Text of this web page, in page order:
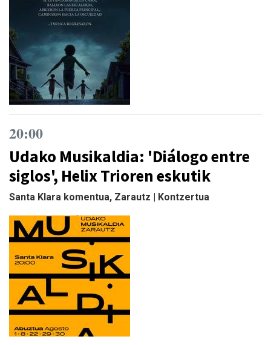
20:00
Udako Musikaldia: 'Diálogo entre
siglos', Helix Trioren eskutik
Santa Klara komentua, Zarautz | Kontzertua